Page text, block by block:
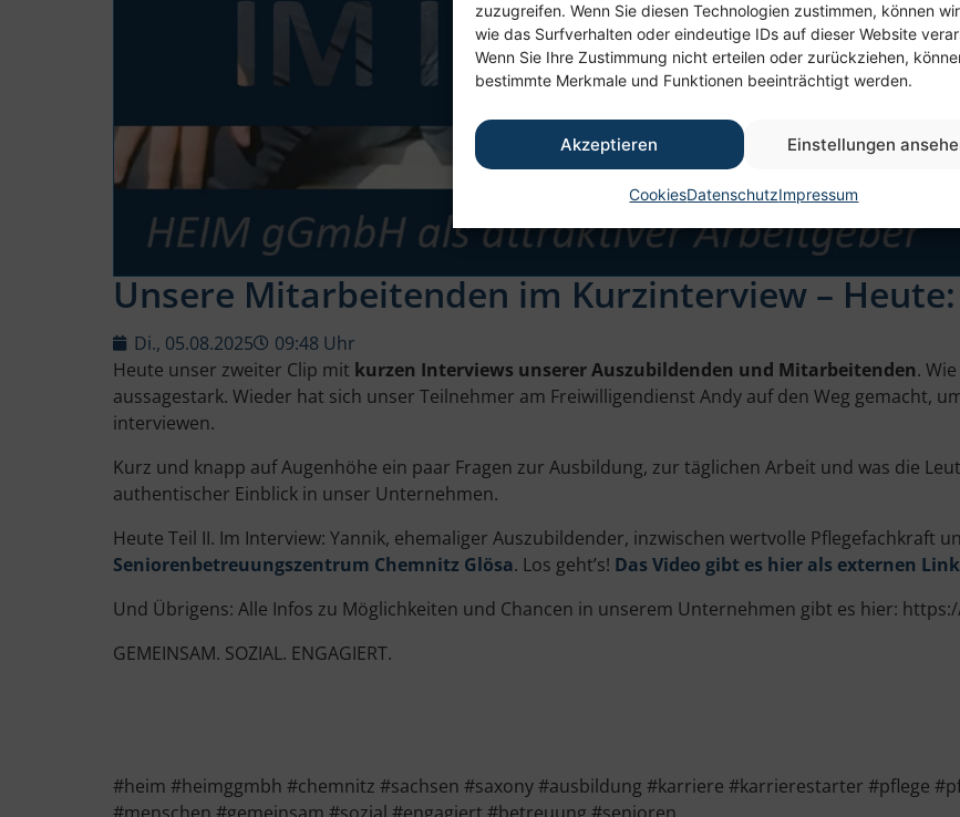
zuzugreifen. Wenn Sie diesen Technologien zustimmen, können
wie das Surfverhalten oder eindeutige IDs auf dieser Website
Wenn Sie Ihre Zustimmung nicht erteilen oder zurückziehen,
bestimmte Merkmale und Funktionen beeinträchtigt werden.
Akzeptieren Einstellungen
CookiesDatenschutzImpressum
Unsere Mitarbeitenden im Kurzinterview –
Di., 05.08.2025
09:48 Uhr
Heute unser zweiter Clip mit kurzen Interviews unserer Auszubildenden und Mitarbeitenden.
aussagestark. Wieder hat sich unser Teilnehmer am Freiwilligendienst Andy auf den Weg gemacht,
interviewen.
Kurz und knapp auf Augenhöhe ein paar Fragen zur Ausbildung, zur täglichen Arbeit und was die
authentischer Einblick in unser Unternehmen.
Heute Teil II. Im Interview: Yannik, ehemaliger Auszubildender, inzwischen wertvolle Pflegefachkraft
Seniorenbetreuungszentrum Chemnitz Glösa. Los geht’s! Das Video gibt es hier als externen
Und Übrigens: Alle Infos zu Möglichkeiten und Chancen in unserem Unternehmen gibt es hier:
GEMEINSAM. SOZIAL. ENGAGIERT.
#heim #heimggmbh #chemnitz #sachsen #saxony #ausbildung #karriere #karrierestarter #pflege